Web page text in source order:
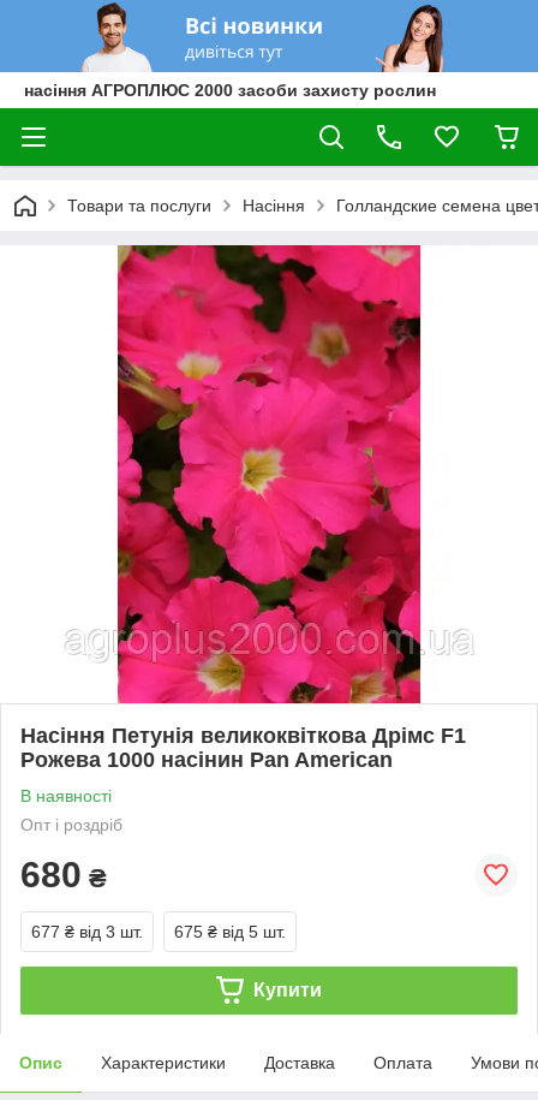
насіння АГРОПЛЮС 2000 засоби захисту рослин
Товари та послуги Насіння Голландские семена
Насіння Петунія великоквіткова Дрімс F1
Рожева 1000 насінин Pan American
В наявності
Опт і роздріб
680 ₴
677 ₴ від 3 шт. 675 ₴ від 5 шт.
Купити
Опис Характеристики Доставка Оплата Умови